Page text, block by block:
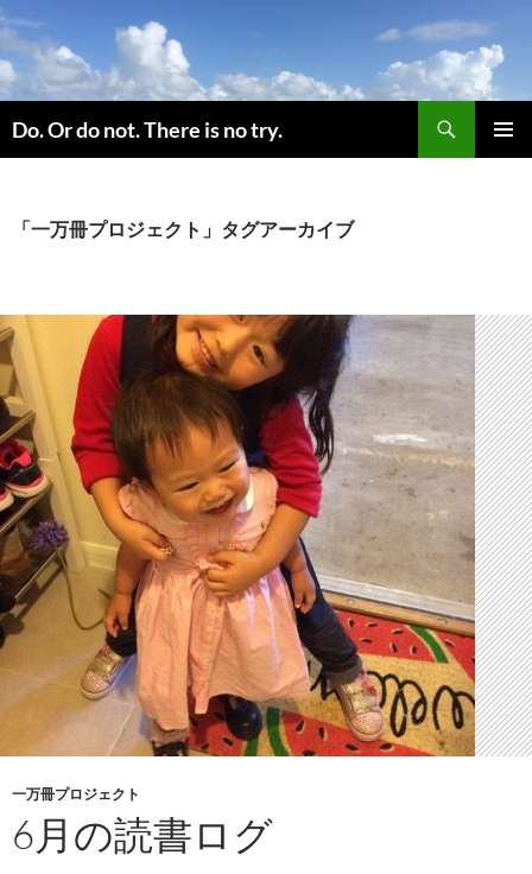
コ
ン
テ
ン
ツ
へ
Do. Or do not. There is no try.
索
「一万冊プロジェクト」タグアーカイブ
一万冊プロジェクト
6月の読書ログ